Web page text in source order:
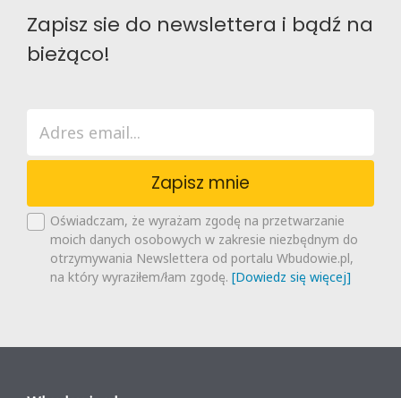
Zapisz sie do newslettera i bądź na
bieżąco!
Zapisz mnie
Oświadczam, że wyrażam zgodę na przetwarzanie
moich danych osobowych w zakresie niezbędnym do
otrzymywania Newslettera od portalu Wbudowie.pl,
na który wyraziłem/łam zgodę. [Dowiedz się więcej]